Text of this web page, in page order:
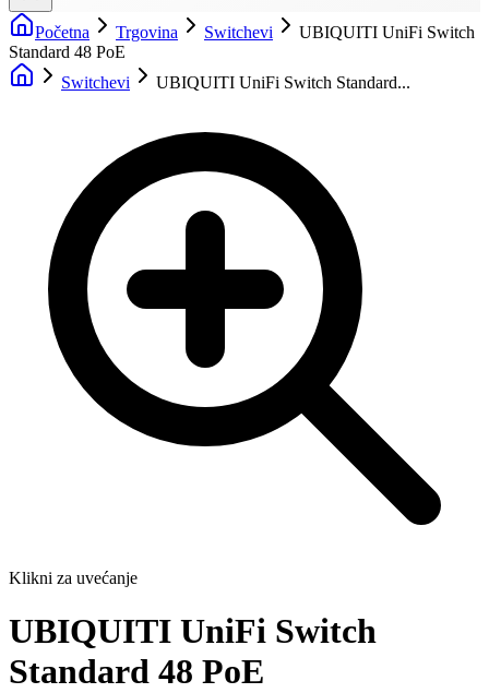
Početna Trgovina Switchevi
UBIQUITI UniFi Switch
Standard 48 PoE
Switchevi
UBIQUITI UniFi Switch Standard...
Klikni za uvećanje
UBIQUITI UniFi Switch
Standard 48 PoE